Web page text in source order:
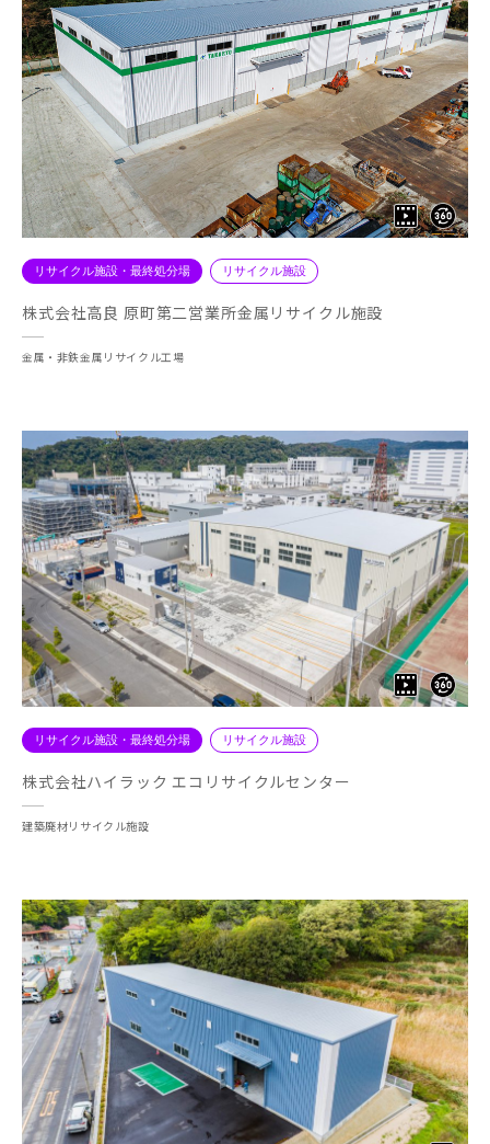
リサイクル施設・最終処分場 リサイクル施設
株式会社高良 原町第二営業所金属リサイクル施設
金属・非鉄金属リサイクル工場
リサイクル施設・最終処分場 リサイクル施設
株式会社ハイラック エコリサイクルセンター
建築廃材リサイクル施設